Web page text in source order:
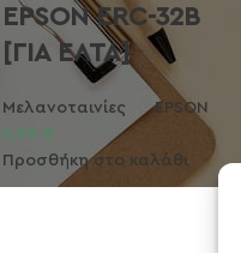
EPSON ERC-32B
[ΓΙΑ ΕΛΤΑ]
Μελανοταινίες
EPSON
5,50 €
Προσθήκη στο καλάθι